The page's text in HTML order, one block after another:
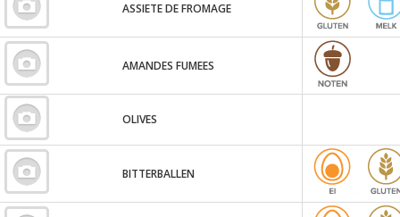
ASSIETE DE FROMAGE
AMANDES FUMEES
OLIVES
BITTERBALLEN